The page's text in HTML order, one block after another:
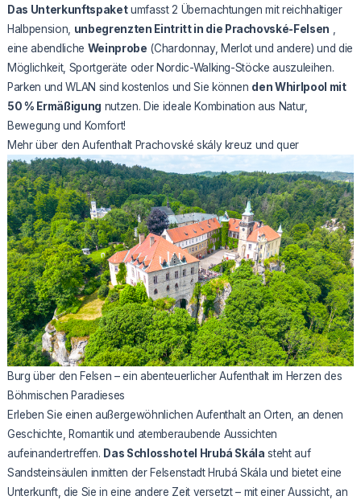
Das Unterkunftspaketumfasst 2 Übernachtungen mit reichhaltiger
Halbpension, unbegrenzten Eintritt in die Prachovské-Felsen
eine abendliche Weinprobe (Chardonnay, Merlot und andere) und die
Möglichkeit, Sportgeräte oder Nordic-Walking-Stöcke auszuleihen.
Parken und WLAN sind kostenlos und Sie können den Whirlpool mit
50 % Ermäßigung nutzen. Die ideale Kombination aus Natur,
Bewegung und Komfort!
Mehr über den Aufenthalt Prachovské skály kreuz und quer
Burg über den Felsen – ein abenteuerlicher Aufenthalt im Herzen des
Böhmischen Paradieses
Erleben Sie einen außergewöhnlichen Aufenthalt an Orten, an denen
Geschichte, Romantik und atemberaubende Aussichten
aufeinandertreffen. Das Schlosshotel Hrubá Skála steht auf
Sandsteinsäulen inmitten der Felsenstadt Hrubá Skála und bietet eine
Unterkunft, die Sie in eine andere Zeit versetzt – mit einer Aussicht, an